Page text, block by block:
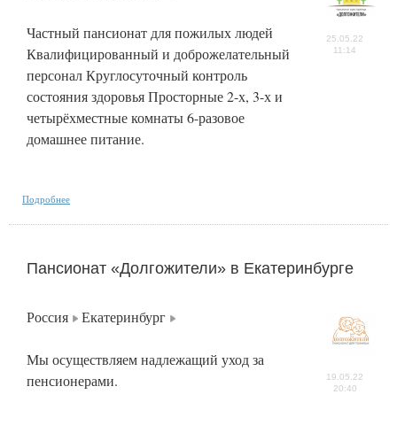
Частный пансионат для пожилых людей
Квалифицированный и доброжелательный
персонал Круглосуточный контроль
состояния здоровья Просторные 2-х, 3-х и
четырёхместные комнаты 6-разовое
домашнее питание.
25.05.22
11:14
Подробнее
Пансионат «Долгожители» в Екатеринбурге
Россия Екатеринбург
Мы осуществляем надлежащий уход за
пенсионерами.
19.05.22
20:40